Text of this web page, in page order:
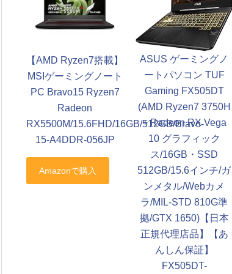
【AMD Ryzen7搭載】
MSIゲーミングノート
PC Bravo15 Ryzen7
Radeon
RX5500M/15.6FHD/16GB/512GB/Bravo-
15-A4DDR-056JP
ASUS ゲーミングノ
ートパソコン TUF
Gaming FX505DT
(AMD Ryzen7 3750H
+ Radeon RX Vega
10 グラフィック
ス/16GB・SSD
512GB/15.6インチ/ガ
ンメタル/Webカメ
ラ/MIL-STD 810G準
拠/GTX 1650)【日本
正規代理店品】【あ
んしん保証】
FX505DT-